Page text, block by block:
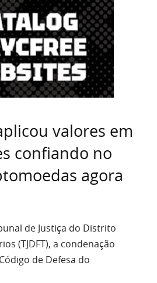
valores em
confiando no
agora
de Justiça do Distrito
(TJDFT), a condenação
de Defesa do